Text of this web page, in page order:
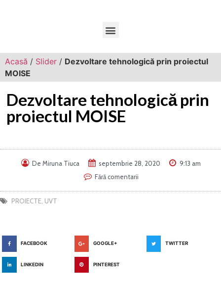
Acasă / Slider / Dezvoltare tehnologică prin proiectul
MOISE
Dezvoltare tehnologică prin
proiectul MOISE
De Miruna Tiuca septembrie 28, 2020
9:13 am
Fără comentarii
PROIECTE UVT
FACEBOOK GOOGLE+ TWITTER
LINKEDIN PINTEREST